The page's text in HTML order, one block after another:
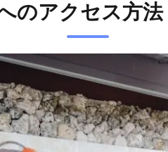
のアクセス方法